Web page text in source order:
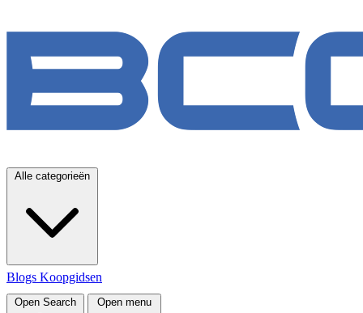
Alle categorieën
Blogs Koopgidsen
Open Search Open menu